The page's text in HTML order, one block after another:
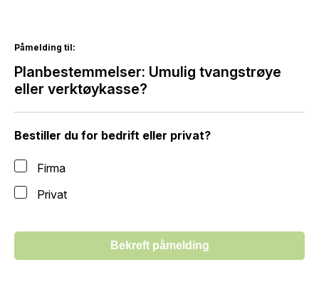
Påmelding til:
Planbestemmelser: Umulig tvangstrøye
eller verktøykasse?
Bestiller du for bedrift eller privat?
Firma
Privat
Bekreft påmelding